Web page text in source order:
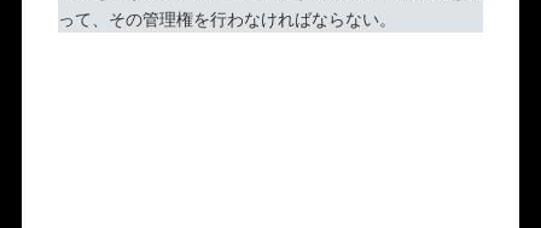
って、その管理権を行わなければならない。